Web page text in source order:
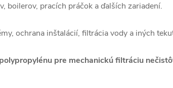
boilerov, pracích práčok a ďalších zariadení.
ochrana inštalácií, filtrácia vody a iných
pre mechanickú filtráciu